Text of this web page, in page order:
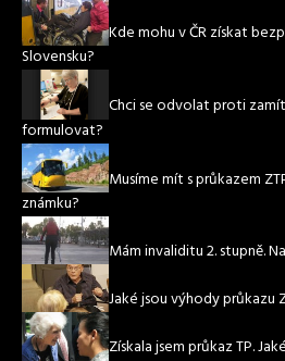
Kde mohu v ČR získat
Slovensku?
Chci se odvolat proti
formulovat?
Musíme mít s průkazem
známku?
Mám invaliditu 2. stupně.
Jaké jsou výhody průkazu
Získala jsem průkaz TP.